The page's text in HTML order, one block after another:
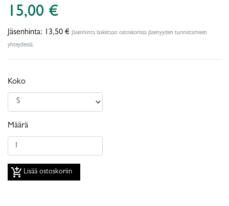
15,00 €
Jäsenhinta: 13,50 € Jäsenhinta lasketaan ostoskorissa jäsenyyden tunnistamisen
yhteydessä.
Koko
Määrä
add_shopping_cart Lisää ostoskoriin